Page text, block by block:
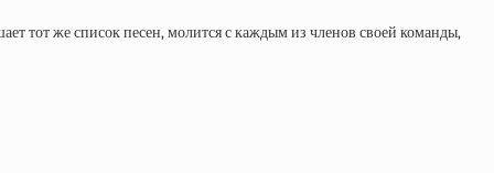
тот же список песен, молится с каждым из членов своей команды,